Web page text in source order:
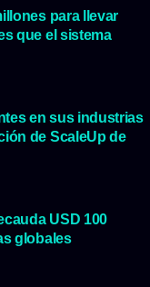
para llevar
que el sistema
en sus industrias
de ScaleUp de
USD 100
globales